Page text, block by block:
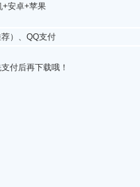
+安卓+苹果
）、QQ支付
付后再下载哦！